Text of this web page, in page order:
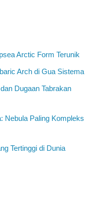
Arctic Form Terunik
Arch di Gua Sistema
Dugaan Tabrakan
Nebula Paling Kompleks
Tertinggi di Dunia